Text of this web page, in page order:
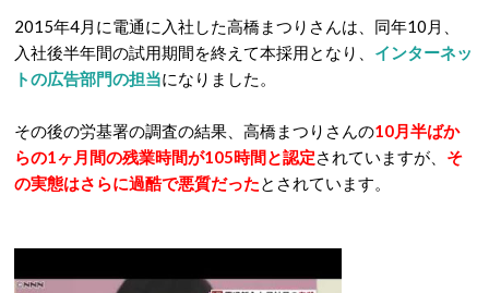
2015年4月に電通に入社した高橋まつりさんは、同年10月、
入社後半年間の試用期間を終えて本採用となり、 インターネッ
トの広告部門の担当になりました。
その後の労基署の調査の結果、高橋まつりさんの10月半ばか
らの1ヶ月間の残業時間が105時間と認定されていますが、 そ
の実態はさらに過酷で悪質だったとされています。